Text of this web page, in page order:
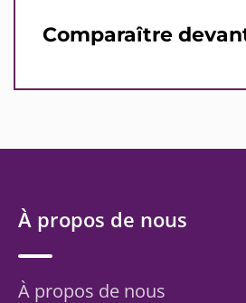
Comparaître
À propos de nous
À propos de nous